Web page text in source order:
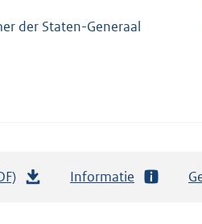
der Staten-Generaal
Informatie